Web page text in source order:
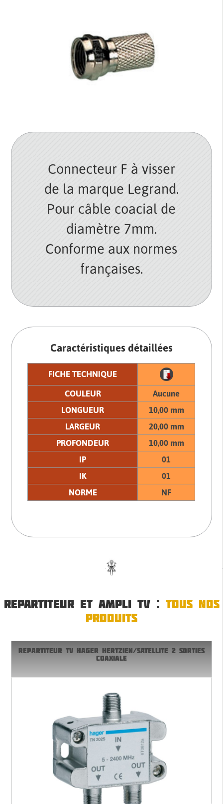
Connecteur F à visser
de la marque Legrand.
Pour câble coacial de
diamètre 7mm.
Conforme aux normes
françaises.
Caractéristiques détaillées
FICHE TECHNIQUE
COULEUR
Aucune
LONGUEUR
10,00 mm
LARGEUR
20,00 mm
PROFONDEUR
10,00 mm
IP
01
IK
01
NORME
NF
REPARTITEUR ET AMPLI TV : TOUS NOS
PRODUITS
REPARTITEUR TV HAGER HERTZIEN/SATELLITE 2 SORTIES
COAXIALE